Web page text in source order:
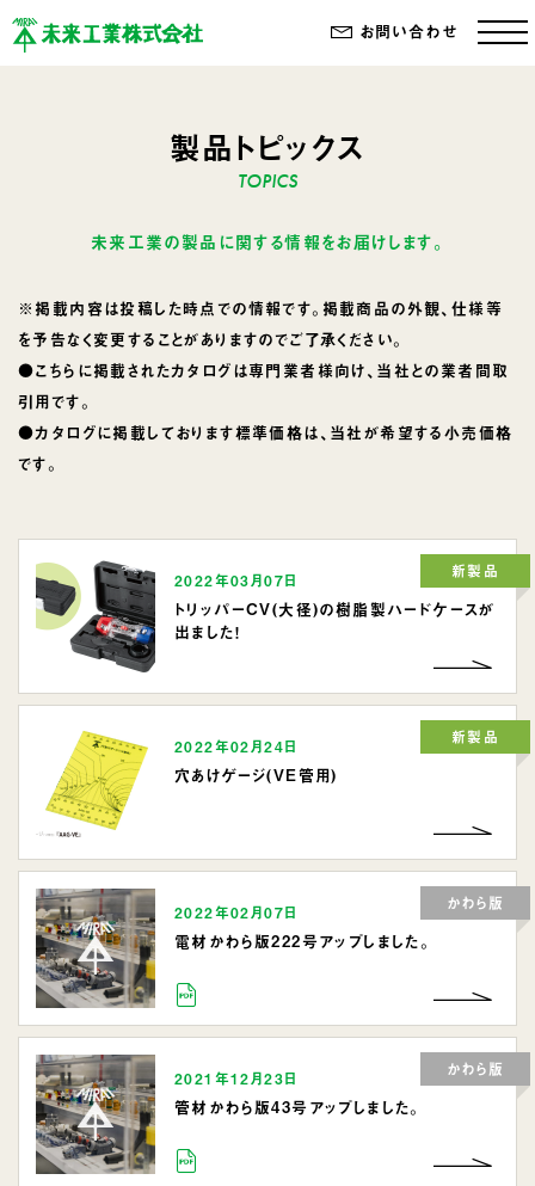
お問い合わせ
製品トピックス
未来工業の製品に関する情報をお届けします。
※掲載内容は投稿した時点での情報です。掲載商品の外観、仕様等
を予告なく変更することがありますのでご了承ください。
●こちらに掲載されたカタログは専門業者様向け、当社との業者間取
引用です。
●カタログに掲載しております標準価格は、当社が希望する小売価格
です。
2022年03月07日
トリッパーCV(大径)の樹脂製ハードケースが
出ました！
新製品
2022年02月24日
穴あけゲージ(VE管用)
新製品
2022年02月07日
電材かわら版222号アップしました。
かわら版
2021年12月23日
管材かわら版43号アップしました。
かわら版